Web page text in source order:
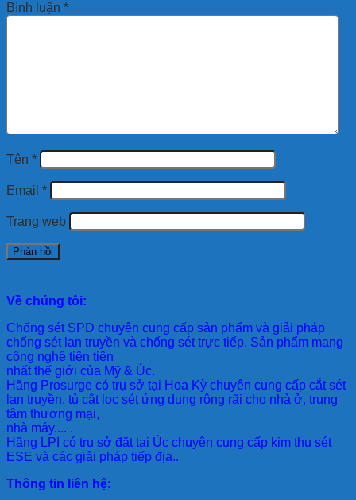
Bình luận *
Tên *
Email *
Trang web
Về chúng tôi:
Chống sét SPD chuyên cung cấp sản phẩm và giải pháp
chống sét lan truyền và chống sét trực tiếp. Sản phẩm mang
công nghệ tiên tiên
nhất thế giới của Mỹ & Úc.
Hãng Prosurge có trụ sở tại Hoa Kỳ chuyên cung cấp cắt sét
lan truyền, tủ cắt lọc sét ứng dụng rộng rãi cho nhà ở, trung
tâm thương mại,
nhà máy.... .
Hãng LPI có trụ sở đặt tại Úc chuyên cung cấp kim thu sét
ESE và các giải pháp tiếp địa..
Thông tin liên hệ: